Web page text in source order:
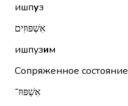
ишпуз
אִשְׁפּוּזִים
ишпузим
Сопряженное состояние
אִשְׁפּוּז־